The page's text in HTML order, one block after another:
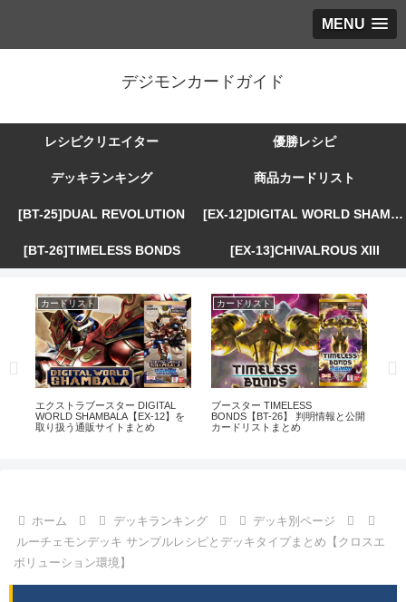
MENU
デジモンカードガイド
レシピクリエイター 優勝レシピ
デッキランキング 商品カードリスト
[BT-25]DUAL REVOLUTION [EX-12]DIGITAL WORLD SHAMBALA
[BT-26]TIMELESS BONDS [EX-13]CHIVALROUS XIII
カードリスト
エクストラブースター DIGITAL
WORLD SHAMBALA【EX-12】を
取り扱う通販サイトまとめ
カードリスト
ブースター TIMELESS
BONDS【BT-26】 判明情報と公開
カードリストまとめ
ホーム デッキランキング
デッキ別ページ
ルーチェモンデッキ サンプルレシピとデッキタイプまとめ【クロスエ
ボリューション環境】